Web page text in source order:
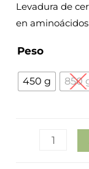
Levadura de
en
Peso
450 g 850